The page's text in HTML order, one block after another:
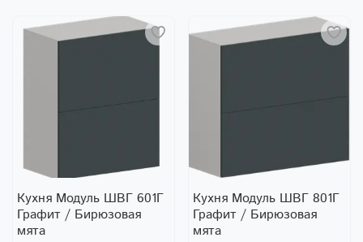
Кухня Модуль ШВГ 601Г
Графит / Бирюзовая
мята
Кухня Модуль ШВГ 801Г
Графит / Бирюзовая
мята